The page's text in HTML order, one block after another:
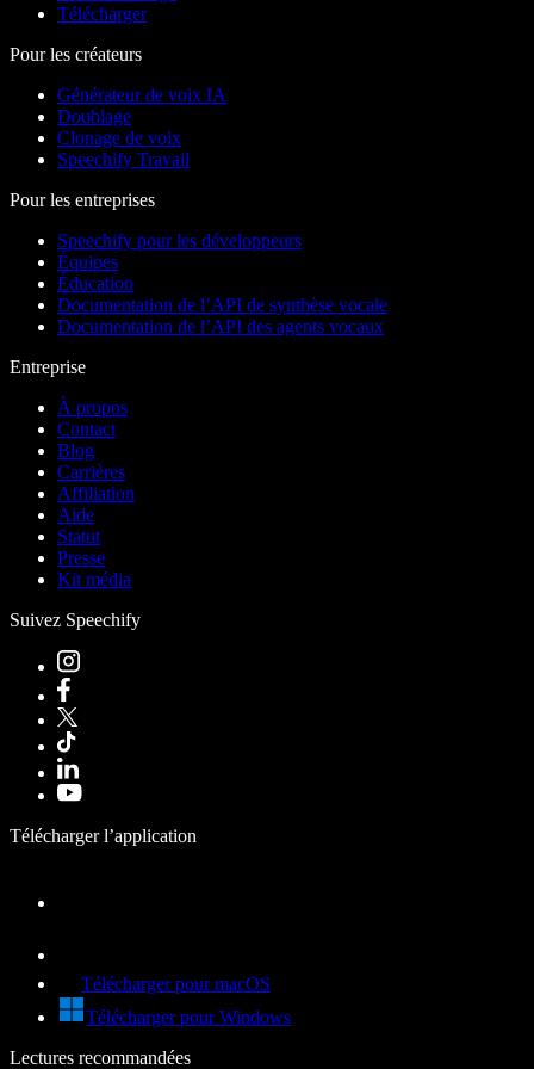
Télécharger
Pour les créateurs
Générateur de voix IA
Doublage
Clonage de voix
Speechify Travail
Pour les entreprises
Speechify pour les développeurs
Équipes
Éducation
Documentation de l’API de synthèse vocale
Documentation de l’API des agents vocaux
Entreprise
À propos
Contact
Blog
Carrières
Affiliation
Aide
Statut
Presse
Kit média
Suivez Speechify
Télécharger l’application
Télécharger pour macOS
Télécharger pour Windows
Lectures recommandées